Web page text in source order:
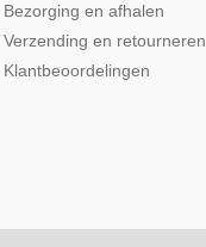
Bezorging en afhalen
Verzending en retourneren
Klantbeoordelingen